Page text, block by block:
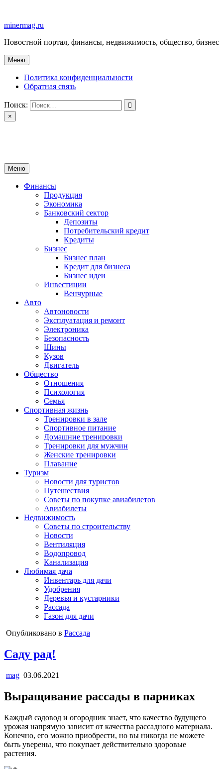
содержимому
minermag.ru
Новостной портал, финансы, недвижимость, общество, бизнес
Меню
Политика конфиденциальности
Обратная связь
Поиск:
×
Меню
Финансы
Продукция
Экономика
Банковский сектор
Депозиты
Потребительский кредит
Кредиты
Бизнес
Бизнес план
Кредит для бизнеса
Бизнес идеи
Инвестиции
Венчурные
Авто
Автоновости
Эксплуатация и ремонт
Электроника
Безопасность
Шины
Кузов
Двигатель
Общество
Отношения
Психология
Семья
Спортивная жизнь
Тренировки в зале
Спортивное питание
Домашние тренировки
Тренировки для мужчин
Женские тренировки
Плавание
Туризм
Новости для туристов
Путешествия
Советы по покупке авиабилетов
Авиабилеты
Недвижимость
Советы по строительству
Новости
Вентиляция
Водопровод
Канализация
Любимая дача
Инвентарь для дачи
Удобрения
Деревья и кустарники
Рассада
Газон для дачи
Опубликовано в Рассада
Саду рад!
mag 03.06.2021
Выращивание рассады в парниках
Каждый садовод и огородник знает, что качество будущего
урожая напрямую зависит от качества рассадного материала.
Конечно, его можно приобрести, но вы никогда не можете
быть уверены, что покупает действительно здоровые
растения.